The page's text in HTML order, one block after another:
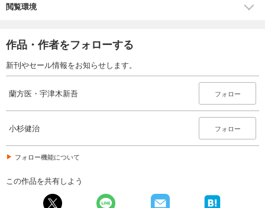
閲覧環境
作品・作者をフォローする
新刊やセール情報をお知らせします。
蘭方医・宇津木新吾 フォロー
小杉健治 フォロー
フォロー機能について
この作品を共有しよう